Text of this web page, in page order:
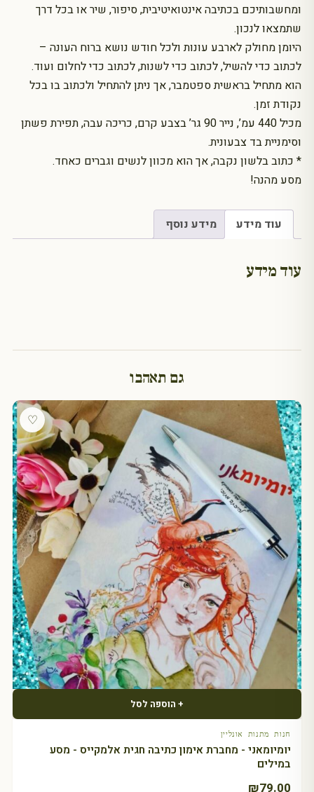
ומחשבותיכם בכתיבה אינטואיטיבית, סיפור, שיר או בכל דרך
שתמצאו לנכון.
היומן מחולק לארבע עונות ולכל חודש נושא ברוח העונה –
לכתוב כדי להשיל, לכתוב כדי לשנות, לכתוב כדי לחלום ועוד.
הוא מתחיל בראשית ספטמבר, אך ניתן להתחיל ולכתוב בו בכל
נקודת זמן.
מכיל 440 עמ’, נייר 90 גר’ בצבע קרם, כריכה עבה, תפירת פשתן
וסימניית בד צבעונית.
* כתוב בלשון נקבה, אך הוא מכוון לנשים וגברים כאחד.
מסע מהנה!
עוד מידע מידע נוסף
עוד מידע
גם תאהבו
♡
+ הוספה לסל
חנות מתנות אונליין
יומיומאני - מחברת אימון כתיבה חגית אלמקייס - מסע
במילים
₪79.00